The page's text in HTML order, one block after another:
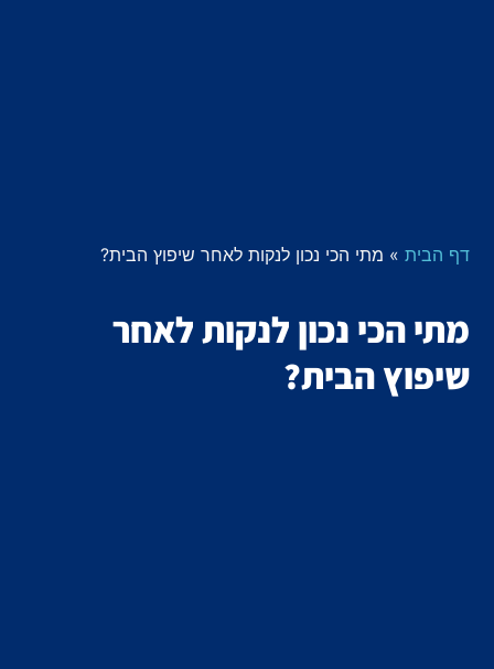
דף הבית » מתי הכי נכון לנקות לאחר שיפוץ הבית?
מתי הכי נכון לנקות לאחר
שיפוץ הבית?